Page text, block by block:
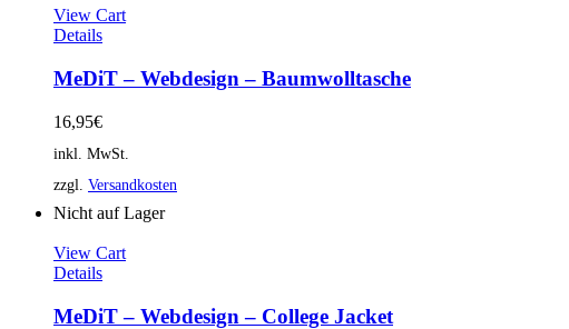
View Cart
Details
MeDiT – Webdesign – Baumwolltasche
16,95€
inkl. MwSt.
zzgl. Versandkosten
Nicht auf Lager
View Cart
Details
MeDiT – Webdesign – College Jacket